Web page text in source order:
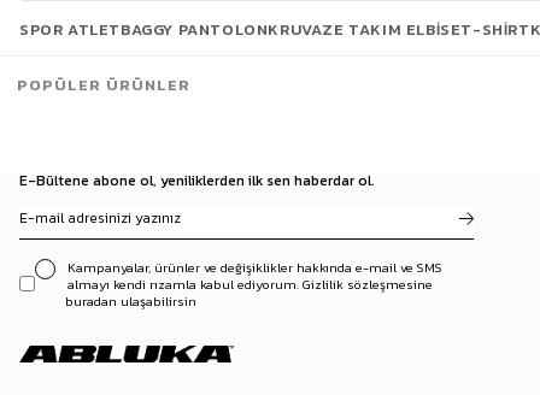
E-Bültene abone ol, yeniliklerden ilk sen haberdar ol.
Kampanyalar, ürünler ve değişiklikler hakkında e-mail ve SMS
almayı kendi rızamla kabul ediyorum. Gizlilik sözleşmesine
buradan ulaşabilirsin
SPOR ATLETBAGGY PANTOLONKRUVAZE TAKIM ELBISET-SHIRT
POPÜLER ÜRÜNLER